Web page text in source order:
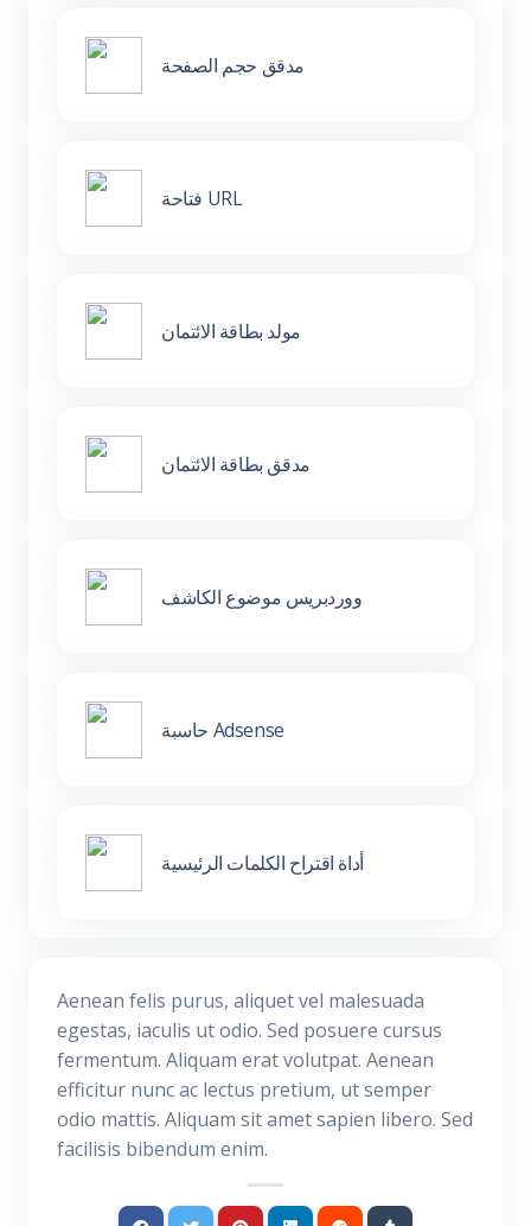
مدقق حجم الصفحة
فتاحة URL
مولد بطاقة الائتمان
مدقق بطاقة الائتمان
ووردبريس موضوع الكاشف
حاسبة Adsense
أداة اقتراح الكلمات الرئيسية
Aenean felis purus, aliquet vel malesuada
egestas, iaculis ut odio. Sed posuere cursus
fermentum. Aliquam erat volutpat. Aenean
efficitur nunc ac lectus pretium, ut semper
odio mattis. Aliquam sit amet sapien libero. Sed
facilisis bibendum enim.